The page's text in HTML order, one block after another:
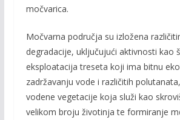
močvarica.
Močvarna područja su izložena
degradacije, uključujući aktivnosti kao
eksploatacija treseta koji ima bitnu
zadržavanju vode i različitih
vodene vegetacije koja služi kao
velikom broju životinja te formiranje